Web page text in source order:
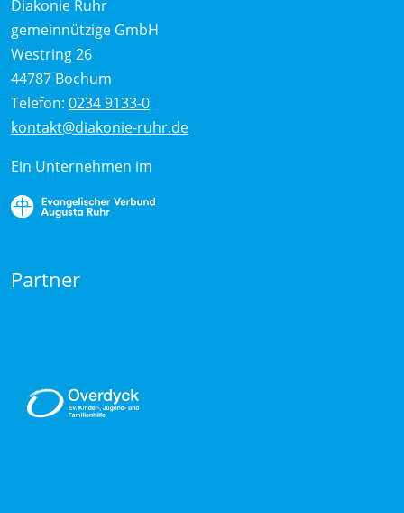
Diakonie Ruhr
gemeinnützige GmbH
Westring 26
44787 Bochum
Telefon: 0234 9133-0
kontakt@diakonie-ruhr.de
Ein Unternehmen im
Partner